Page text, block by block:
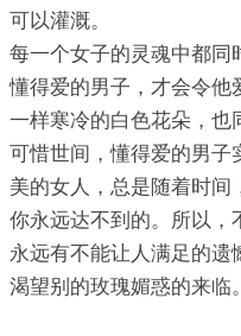
可以灌溉。
每一个女子的灵魂中都同
懂得爱的男子，才会令他
一样寒冷的白色花朵，也
可惜世间，懂得爱的男子
美的女人，总是随着时间
你永远达不到的。所以，
永远有不能让人满足的
渴望别的玫瑰媚惑的来临。